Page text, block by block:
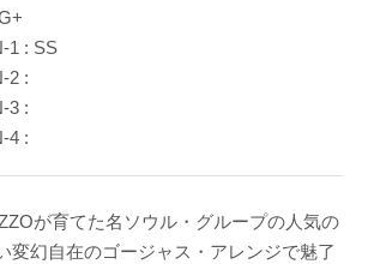
1 : SS
2 :
3 :
4 :
が育てた名ソウル・グループの人気の
変幻自在のゴージャス・アレンジで魅了